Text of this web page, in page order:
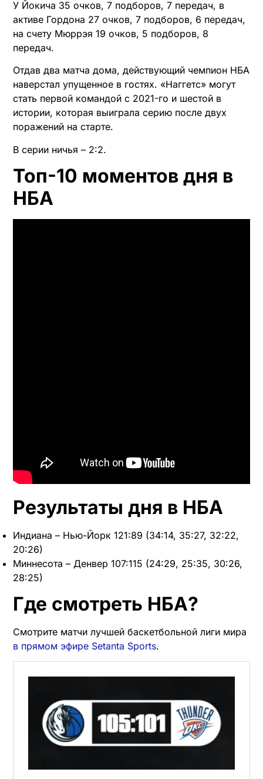
У Йокича 35 очков, 7 подборов, 7 передач, в
активе Гордона 27 очков, 7 подборов, 6 передач,
на счету Мюррэя 19 очков, 5 подборов, 8
передач.
Отдав два матча дома, действующий чемпион НБА
наверстал упущенное в гостях. «Наггетс» могут
стать первой командой с 2021-го и шестой в
истории, которая выиграла серию после двух
поражений на старте.
В серии ничья – 2:2.
Топ-10 моментов дня в
НБА
Результаты дня в НБА
Индиана – Нью-Йорк 121:89 (34:14, 35:27, 32:22,
20:26)
Миннесота – Денвер 107:115 (24:29, 25:35, 30:26,
28:25)
Где смотреть НБА?
Смотрите матчи лучшей баскетбольной лиги мира
в прямом эфире Setanta Sports.